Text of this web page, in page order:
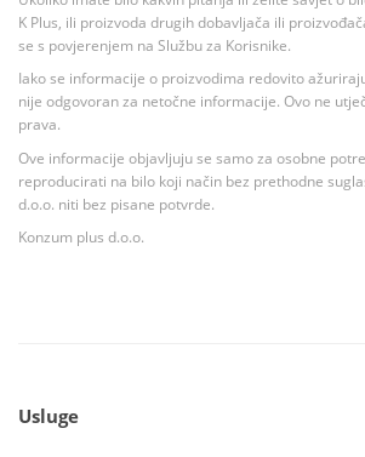
K Plus, ili proizvoda drugih dobavljača ili
se s povjerenjem na Službu za Korisnike.
Iako se informacije o proizvodima redovito
nije odgovoran za netočne informacije. Ovo ne
prava.
Ove informacije objavljuju se samo za osobne
reproducirati na bilo koji način bez prethodne
d.o.o. niti bez pisane potvrde.
Konzum plus d.o.o.
Usluge